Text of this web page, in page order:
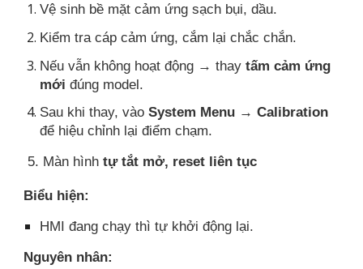
Vệ sinh bề mặt cảm ứng sạch bụi, dầu.
Kiểm tra cáp cảm ứng, cắm lại chắc chắn.
Nếu vẫn không hoạt động → thaytấm cảm ứng
mới đúng model.
Sau khi thay, vàoSystem Menu → Calibration
để hiệu chỉnh lại điểm chạm.
5. Màn hìnhtự tắt mở, reset liên tục
Biểu hiện:
HMI đang chạy thì tự khởi động lại.
Nguyên nhân: